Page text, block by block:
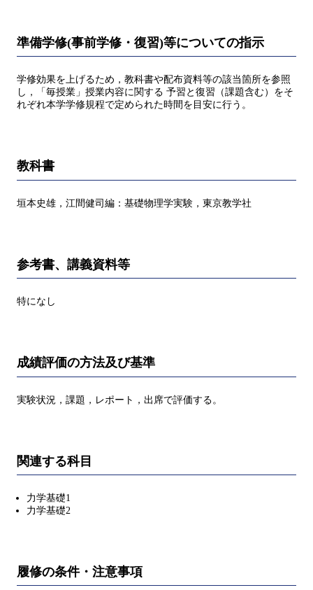
準備学修(事前学修・復習)等についての指示
学修効果を上げるため，教科書や配布資料等の該当箇所を参照
し，「毎授業」授業内容に関する 予習と復習（課題含む）をそ
れぞれ本学学修規程で定められた時間を目安に行う。
教科書
垣本史雄，江間健司編：基礎物理学実験，東京教学社
参考書、講義資料等
特になし
成績評価の方法及び基準
実験状況，課題，レポート，出席で評価する。
関連する科目
力学基礎1
力学基礎2
履修の条件・注意事項